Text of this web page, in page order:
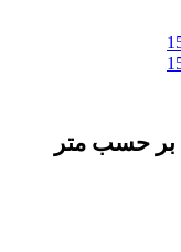
بر حسب متر